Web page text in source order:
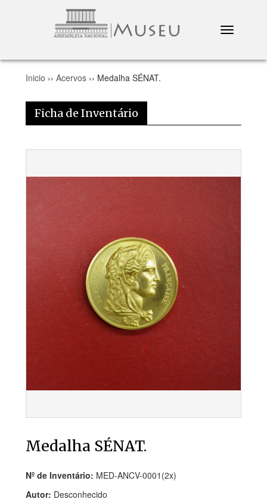
Toggle
Inicio ›› Acervos ›› Medalha SÉNAT.
Ficha de Inventário
Medalha SÉNAT.
Nº de Inventário: MED-ANCV-0001(2x)
Autor: Desconhecido